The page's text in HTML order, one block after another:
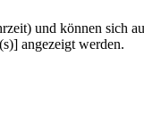
und können sich
angezeigt werden.